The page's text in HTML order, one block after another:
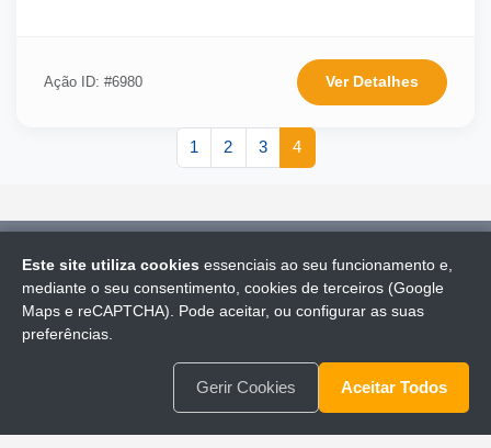
Ação ID: #6980 Ver Detalhes
1 2 3 4
© 2026 CICCOPN - Academia Lisboa(ASI|LFO). Todos os
direitos reservados.
|
Política de Cookies | Política de Privacidade |
Termos de
Este site utiliza cookies essenciais ao seu funcionamento e,
mediante o seu consentimento, cookies de terceiros (Google
Maps e reCAPTCHA). Pode aceitar, ou configurar as suas
preferências.
Gerir Cookies Aceitar Todos